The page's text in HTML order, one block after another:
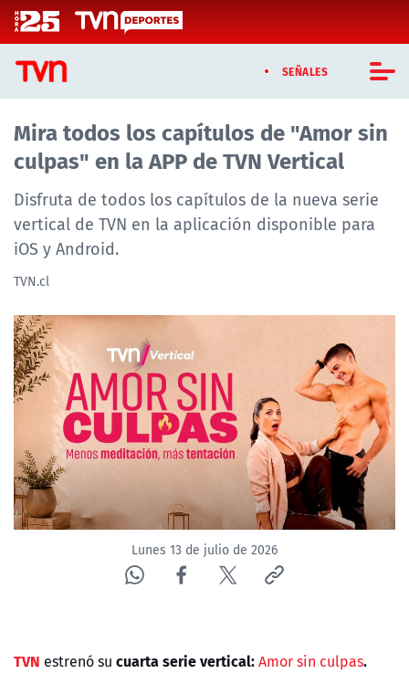
Click acá para ir directamente al contenido
SEÑALES
CASTING MASTERCHEF CHILE
CASTING TVN VERTICAL
TVN VERTICAL
TVN PLAY
TELESERIES
NTV
ACTUALIDAD Y TENDENCIAS
CORPORATIVO Y TRANSPARENCIA
CANAL DE DENUNCIAS
ÁREA DE PROYECTOS
Mira todos los capítulos de "Amor sin
culpas" en la APP de TVN Vertical
Disfruta de todos los capítulos de la nueva serie
vertical de TVN en la aplicación disponible para
iOS y Android.
TVN.cl
Lunes 13 de julio de 2026
TVN estrenó su cuarta serie vertical:Amor sin culpas.